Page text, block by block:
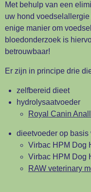
Met behulp van een
uw hond
enige manier om
bloedonderzoek is
betrouwbaar!
Er zijn in principe drie
zelfbereid dieet
hydrolysaatvoeder
Royal Canin
dieetvoeder op
Virbac HPM Dog
Virbac HPM Dog
RAW veterinary